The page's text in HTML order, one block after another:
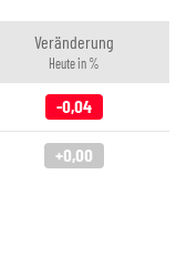
Veränderung
Heute in %
-0,04
+0,00